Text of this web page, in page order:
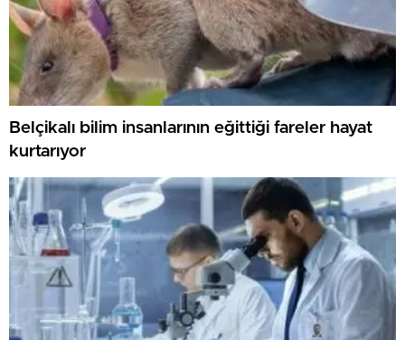
Belçikalı bilim insanlarının eğittiği fareler hayat
kurtarıyor